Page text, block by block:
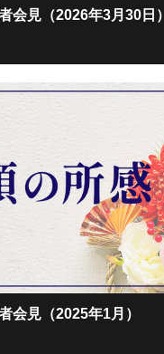
会見（2026年3月30日）
会見（2025年1月）